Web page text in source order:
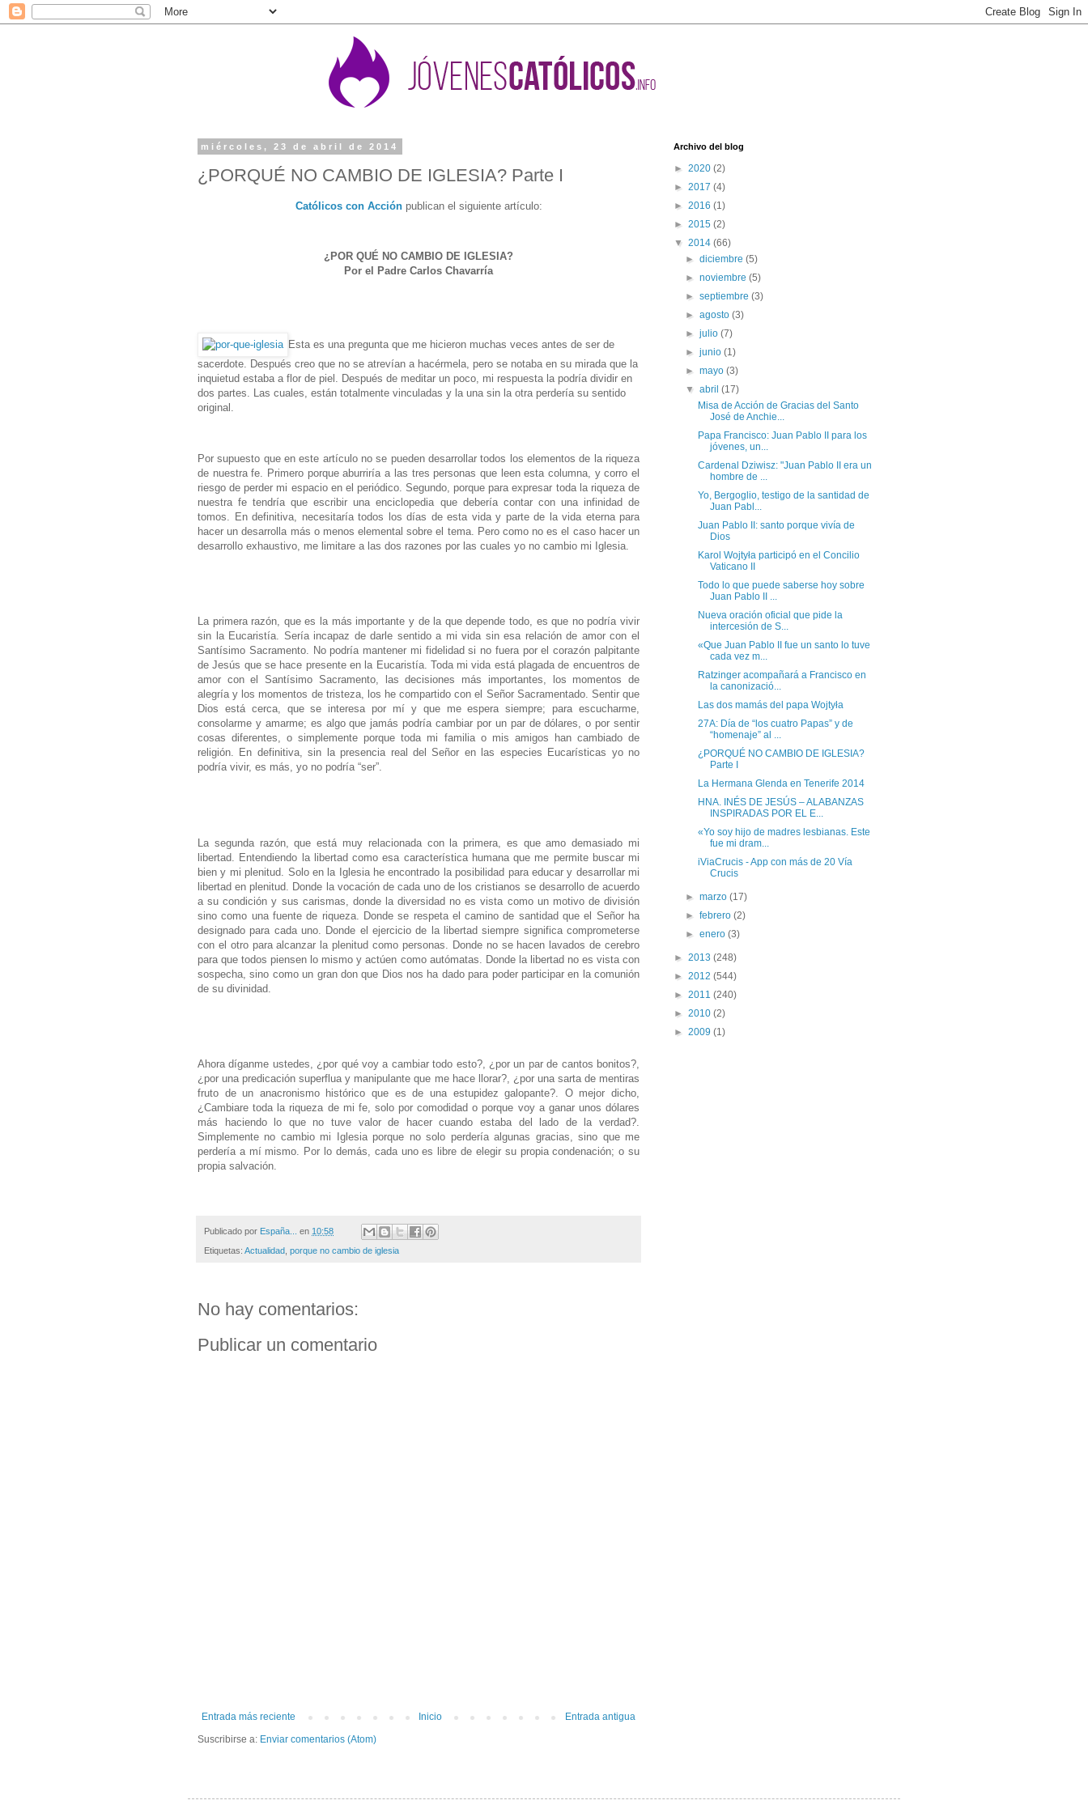
miércoles, 23 de abril de 2014
¿PORQUÉ NO CAMBIO DE IGLESIA? Parte I
Católicos con Acciónpublican el siguiente artículo:
¿POR QUÉ NO CAMBIO DE IGLESIA?
Por el Padre Carlos Chavarría
Esta es una pregunta que me hicieron muchas veces antes de ser de
sacerdote. Después creo que no se atrevían a hacérmela, pero se notaba en su mirada que la
inquietud estaba a flor de piel. Después de meditar un poco, mi respuesta la podría dividir en
dos partes. Las cuales, están totalmente vinculadas y la una sin la otra perdería su sentido
original.
Por supuesto que en este artículo no se pueden desarrollar todos los elementos de la riqueza
de nuestra fe. Primero porque aburriría a las tres personas que leen esta columna, y corro el
riesgo de perder mi espacio en el periódico. Segundo, porque para expresar toda la riqueza de
nuestra fe tendría que escribir una enciclopedia que debería contar con una infinidad de
tomos. En definitiva, necesitaría todos los días de esta vida y parte de la vida eterna para
hacer un desarrolla más o menos elemental sobre el tema. Pero como no es el caso hacer un
desarrollo exhaustivo, me limitare a las dos razones por las cuales yo no cambio mi Iglesia.
La primera razón, que es la más importante y de la que depende todo, es que no podría vivir
sin la Eucaristía. Sería incapaz de darle sentido a mi vida sin esa relación de amor con el
Santísimo Sacramento. No podría mantener mi fidelidad si no fuera por el corazón palpitante
de Jesús que se hace presente en la Eucaristía. Toda mi vida está plagada de encuentros de
amor con el Santísimo Sacramento, las decisiones más importantes, los momentos de
alegría y los momentos de tristeza, los he compartido con el Señor Sacramentado. Sentir que
Dios está cerca, que se interesa por mí y que me espera siempre; para escucharme,
consolarme y amarme; es algo que jamás podría cambiar por un par de dólares, o por sentir
cosas diferentes, o simplemente porque toda mi familia o mis amigos han cambiado de
religión. En definitiva, sin la presencia real del Señor en las especies Eucarísticas yo no
podría vivir, es más, yo no podría “ser”.
La segunda razón, que está muy relacionada con la primera, es que amo demasiado mi
libertad. Entendiendo la libertad como esa característica humana que me permite buscar mi
bien y mi plenitud. Solo en la Iglesia he encontrado la posibilidad para educar y desarrollar mi
libertad en plenitud. Donde la vocación de cada uno de los cristianos se desarrollo de acuerdo
a su condición y sus carismas, donde la diversidad no es vista como un motivo de división
sino como una fuente de riqueza. Donde se respeta el camino de santidad que el Señor ha
designado para cada uno. Donde el ejercicio de la libertad siempre significa comprometerse
con el otro para alcanzar la plenitud como personas. Donde no se hacen lavados de cerebro
para que todos piensen lo mismo y actúen como autómatas. Donde la libertad no es vista con
sospecha, sino como un gran don que Dios nos ha dado para poder participar en la comunión
de su divinidad.
Ahora díganme ustedes, ¿por qué voy a cambiar todo esto?, ¿por un par de cantos bonitos?,
¿por una predicación superflua y manipulante que me hace llorar?, ¿por una sarta de mentiras
fruto de un anacronismo histórico que es de una estupidez galopante?. O mejor dicho,
¿Cambiare toda la riqueza de mi fe, solo por comodidad o porque voy a ganar unos dólares
más haciendo lo que no tuve valor de hacer cuando estaba del lado de la verdad?.
Simplemente no cambio mi Iglesia porque no solo perdería algunas gracias, sino que me
perdería a mí mismo. Por lo demás, cada uno es libre de elegir su propia condenación; o su
propia salvación.
Publicado por España... en 10:58
Etiquetas: Actualidad porque no cambio de iglesia
No hay comentarios:
Publicar un comentario
Entrada más reciente Entrada antigua
Inicio
Suscribirse a: Enviar comentarios (Atom)
Archivo del blog
► 2020 (2)
► 2017 (4)
► 2016 (1)
► 2015 (2)
▼ 2014 (66)
►diciembre(5)
►noviembre(5)
►septiembre(3)
►agosto(3)
►julio(7)
►junio(1)
►mayo(3)
▼abril(17)
Misa de Acción de Gracias del Santo
José de Anchie...
Papa Francisco: Juan Pablo II para los
jóvenes, un...
Cardenal Dziwisz: "Juan Pablo II era un
hombre de ...
Yo, Bergoglio, testigo de la santidad de
Juan Pabl...
Juan Pablo II: santo porque vivía de
Dios
Karol Wojtyła participó en el Concilio
Vaticano II
Todo lo que puede saberse hoy sobre
Juan Pablo II ...
Nueva oración oficial que pide la
intercesión de S...
«Que Juan Pablo II fue un santo lo tuve
cada vez m...
Ratzinger acompañará a Francisco en
la canonizació...
Las dos mamás del papa Wojtyła
27A: Día de “los cuatro Papas” y de
“homenaje” al ...
¿PORQUÉ NO CAMBIO DE IGLESIA?
Parte I
La Hermana Glenda en Tenerife 2014
HNA. INÉS DE JESÚS – ALABANZAS
INSPIRADAS POR EL E...
«Yo soy hijo de madres lesbianas. Este
fue mi dram...
iViaCrucis - App con más de 20 Vía
Crucis
►marzo(17)
►febrero(2)
►enero(3)
► 2013 (248)
► 2012 (544)
► 2011 (240)
► 2010 (2)
► 2009 (1)